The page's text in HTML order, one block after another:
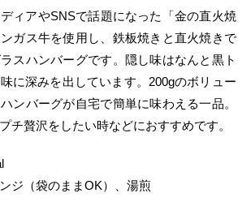
ィアやSNSで話題になった「金の直火焼
ガス牛を使用し、鉄板焼きと直火焼きで
スハンバーグです。隠し味はなんと黒ト
に深みを出しています。200gのボリュー
ンバーグが自宅で簡単に味わえる一品。
チ贅沢をしたい時などにおすすめです。
ジ（袋のままOK）、湯煎